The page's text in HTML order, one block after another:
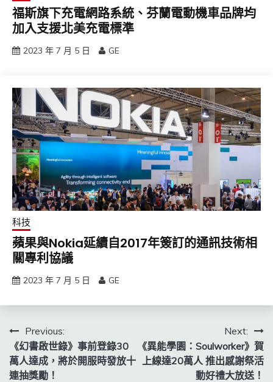
福斯旗下充電網路系統、芬蘭電動機車品牌均
加入支援北美充電標準
2023 年 7 月 5 日 GE
科技
蘋果與Nokia延續自2017年簽訂的通訊技術相
關專利協議
2023 年 7 月 5 日 GE
文
章
導
Previous:
《幻書啟世錄》事前登錄30
萬人達成，將於開服時發放十
連抽獎勵！
Next:
《異能學園：Soulworker》賀
上線達20萬人 推出感謝祭活
動好禮大放送！